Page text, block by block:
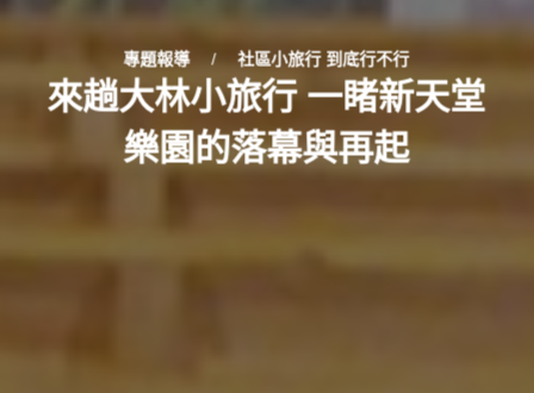
專題報導 / 社區小旅行 到底行不行
來趟大林小旅行 一睹新天堂
樂園的落幕與再起